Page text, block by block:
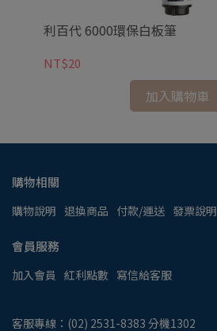
利百代 6000環保白板筆
NT$20
加入購物車
購物相關
購物說明 退換商品 付款/運送 發票說明
會員服務
加入會員 紅利點數 寫信給客服
客服專線：(02) 2531-8383 分機1302